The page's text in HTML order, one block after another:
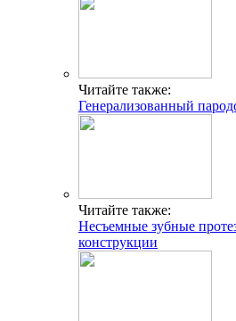
Читайте также:
Генерализованный
Читайте также:
Несъемные зубные
конструкции